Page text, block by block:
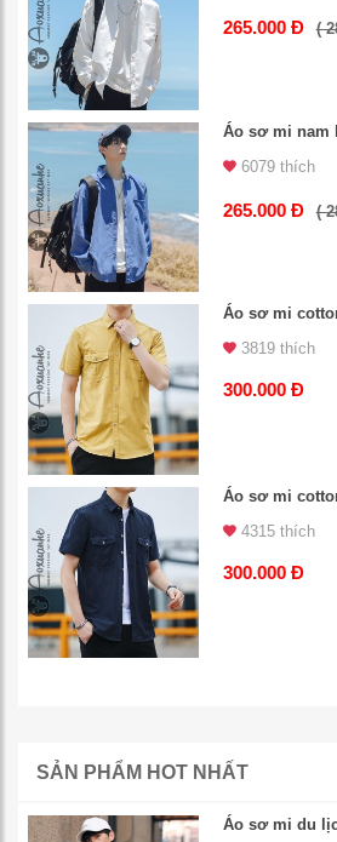
265.000 Đ (
Áo sơ mi nam
6079 thích
265.000 Đ (
Áo sơ mi
3819 thích
300.000 Đ
Áo sơ mi
4315 thích
300.000 Đ
SẢN PHẨM HOT NHẤT
Áo sơ mi du